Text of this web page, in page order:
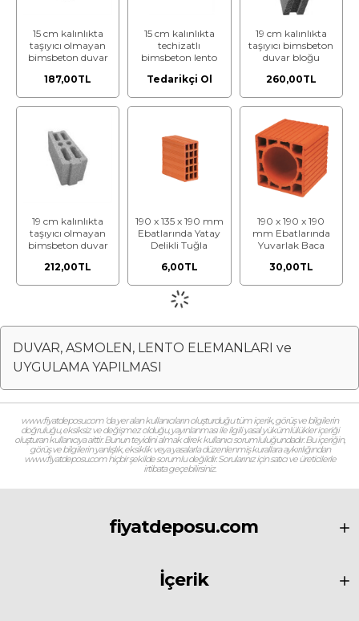
15 cm kalınlıkta
taşıyıcı olmayan
bimsbeton duvar
187,00TL
15 cm kalınlıkta
techizatlı
bimsbeton lento
Tedarikçi Ol
19 cm kalınlıkta
taşıyıcı bimsbeton
duvar bloğu
260,00TL
19 cm kalınlıkta
taşıyıcı olmayan
bimsbeton duvar
212,00TL
190 x 135 x 190 mm
Ebatlarında Yatay
Delikli Tuğla
6,00TL
190 x 190 x 190
mm Ebatlarında
Yuvarlak Baca
30,00TL
DUVAR, ASMOLEN, LENTO ELEMANLARI ve
UYGULAMA YAPILMASI
www.fiyatdeposu.com ‘da yer alan kullanıcıların oluşturduğu tüm içerik, görüş ve bilgilerin
doğruluğu, eksiksiz ve değişmez olduğu, yayınlanması ile ilgili yasal yükümlülükler içeriği
oluşturan kullanıcıya aittir. Bunun teyidini almak direk kullanıcı sorumluluğundadır. Bu içeriğin,
görüş ve bilgilerin yanlışlık, eksiklik veya yasalarla düzenlenmiş kurallara aykırılığından
www.fiyatdeposu.com hiçbir şekilde sorumlu değildir. Sorularınız için satıcı ve üreticilerle
irtibata geçebilirsiniz.
fiyatdeposu.com
İçerik